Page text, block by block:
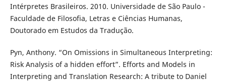
Intérpretes Brasileiros. 2010. Universidade de São Paulo -
Faculdade de Filosofia, Letras e Ciências Humanas,
Doutorado em Estudos da Tradução.
Pyn, Anthony. “On Omissions in Simultaneous Interpreting:
Risk Analysis of a hidden effort”. Efforts and Models in
Interpreting and Translation Research: A tribute to Daniel